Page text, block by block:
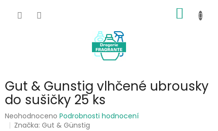
KOŠÍK
Gut & Gunstig vlhčené ubrousky
do sušičky 25 ks
Průměrné
hodnocení
Neohodnoceno Podrobnosti hodnocení
Značka:Gut & Günstig